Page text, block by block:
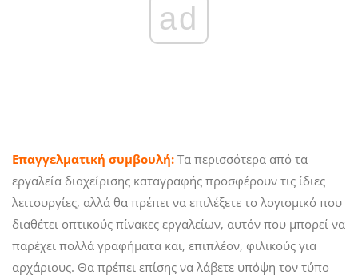
ad
Επαγγελματική συμβουλή: Τα περισσότερα από τα
εργαλεία διαχείρισης καταγραφής προσφέρουν τις ίδιες
λειτουργίες, αλλά θα πρέπει να επιλέξετε το λογισμικό που
διαθέτει οπτικούς πίνακες εργαλείων, αυτόν που μπορεί να
παρέχει πολλά γραφήματα και, επιπλέον, φιλικούς για
αρχάριους. Θα πρέπει επίσης να λάβετε υπόψη τον τύπο